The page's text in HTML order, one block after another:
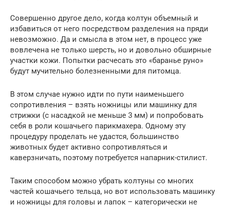
Совершенно другое дело, когда колтун объемный и
избавиться от него посредством разделения на пряди
невозможно. Да и смысла в этом нет, в процесс уже
вовлечена не только шерсть, но и довольно обширные
участки кожи. Попытки расчесать это «баранье руно»
будут мучительно болезненными для питомца.
В этом случае нужно идти по пути наименьшего
сопротивления – взять ножницы или машинку для
стрижки (с насадкой не меньше 3 мм) и попробовать
себя в роли кошачьего парикмахера. Одному эту
процедуру проделать не удастся, большинство
животных будет активно сопротивляться и
каверзничать, поэтому потребуется напарник-стилист.
Таким способом можно убрать колтуны со многих
частей кошачьего тельца, но вот использовать машинку
и ножницы для головы и лапок – категорически не